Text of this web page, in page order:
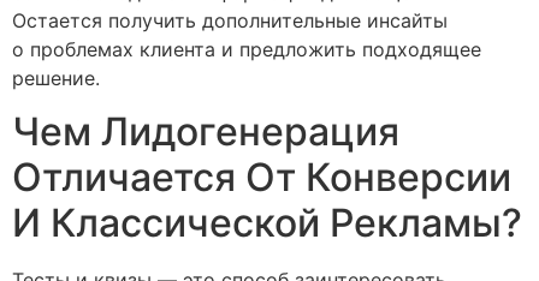
Остается получить дополнительные инсайты
о проблемах клиента и предложить подходящее
решение.
Чем Лидогенерация
Отличается От Конверсии
И Классической Рекламы?